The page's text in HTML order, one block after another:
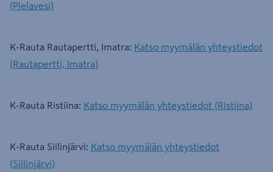
(Pielavesi)
K-Rauta Rautapertti, Imatra: Katso myymälän yhteystiedot
(Rautapertti, Imatra)
K-Rauta Ristiina: Katso myymälän yhteystiedot (Ristiina)
K-Rauta Siilinjärvi: Katso myymälän yhteystiedot
(Siilinjärvi)